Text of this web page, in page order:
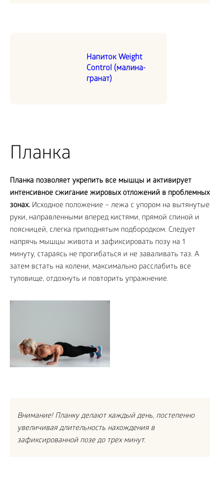
Напиток Weight
Control (малина-
гранат)
Планка
Планка позволяет укрепить все мышцы и активирует
интенсивное сжигание жировых отложений в проблемных
зонах. Исходное положение – лежа с упором на вытянутые
руки, направленными вперед кистями, прямой спиной и
поясницей, слегка приподнятым подбородком. Следует
напрячь мышцы живота и зафиксировать позу на 1
минуту, стараясь не прогибаться и не заваливать таз. А
затем встать на колени, максимально расслабить все
туловище, отдохнуть и повторить упражнение.
Внимание! Планку делают каждый день, постепенно
увеличивая длительность нахождения в
зафиксированной позе до трех минут.